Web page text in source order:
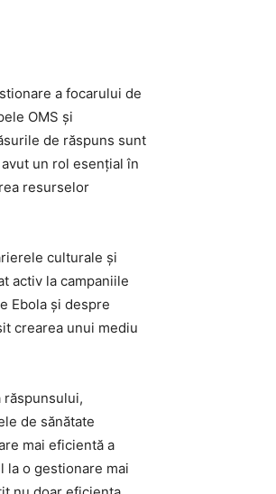
a focarului de
OMS și
de răspuns sunt
un rol esențial în
resurselor
culturale și
activ la campaniile
Ebola și despre
crearea unui mediu
răspunsului,
de sănătate
mai eficientă a
la o gestionare mai